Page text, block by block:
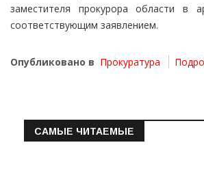
заместителя прокурора области в
соответствующим заявлением.
Опубликовано в Прокуратура
САМЫЕ ЧИТАЕМЫЕ